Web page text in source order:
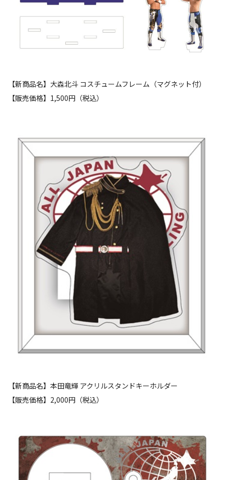
【新商品名】大森北斗 コスチュームフレーム（マグネット付）
【販売価格】1,500円（税込）
【新商品名】本田竜輝 アクリルスタンドキーホルダー
【販売価格】2,000円（税込）